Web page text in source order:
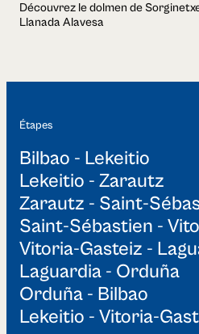
Découvrez le dolmen de
Llanada Alavesa
Étapes
Bilbao - Lekeitio
Lekeitio - Zarautz
Zarautz - Saint-
Saint-Sébastien -
Vitoria-Gasteiz -
Laguardia - Orduña
Orduña - Bilbao
Lekeitio - Vitoria-